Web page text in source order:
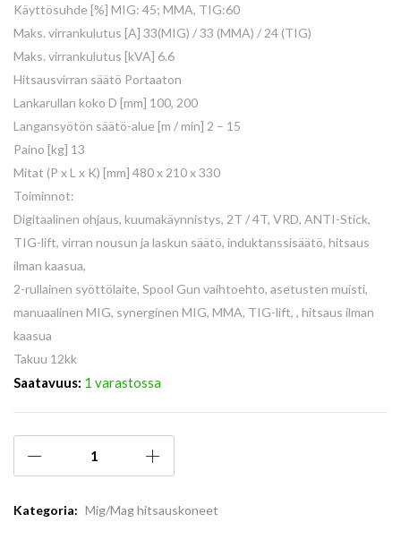
Käyttösuhde [%] MIG: 45; MMA, TIG:60
Maks. virrankulutus [A] 33(MIG) / 33 (MMA) / 24 (TIG)
Maks. virrankulutus [kVA] 6.6
Hitsausvirran säätö Portaaton
Lankarullan koko D [mm] 100, 200
Langansyötön säätö-alue [m / min] 2 – 15
Paino [kg] 13
Mitat (P x L x K) [mm] 480 x 210 x 330
Toiminnot:
Digitaalinen ohjaus, kuumakäynnistys, 2T / 4T, VRD, ANTI-Stick,
TIG-lift, virran nousun ja laskun säätö, induktanssisäätö, hitsaus
ilman kaasua,
2-rullainen syöttölaite, Spool Gun vaihtoehto, asetusten muisti,
manuaalinen MIG, synerginen MIG, MMA, TIG-lift, , hitsaus ilman
kaasua
Takuu 12kk
Saatavuus: 1 varastossa
Kategoria: Mig/Mag hitsauskoneet